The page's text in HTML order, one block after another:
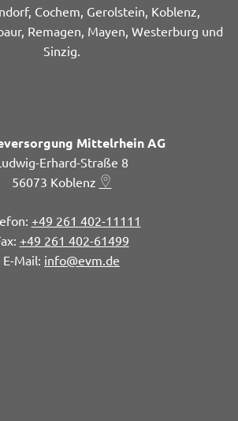
Cochem, Gerolstein, Koblenz,
Remagen, Mayen, Westerburg und
Sinzig.
Mittelrhein AG
Erhard-Straße 8
56073 Koblenz
+49 261 402-11111
+49 261 402-61499
info@evm.de